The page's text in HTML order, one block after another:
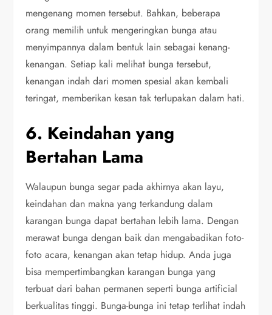
mengenang momen tersebut. Bahkan, beberapa
orang memilih untuk mengeringkan bunga atau
menyimpannya dalam bentuk lain sebagai kenang-
kenangan. Setiap kali melihat bunga tersebut,
kenangan indah dari momen spesial akan kembali
teringat, memberikan kesan tak terlupakan dalam hati.
6. Keindahan yang
Bertahan Lama
Walaupun bunga segar pada akhirnya akan layu,
keindahan dan makna yang terkandung dalam
karangan bunga dapat bertahan lebih lama. Dengan
merawat bunga dengan baik dan mengabadikan foto-
foto acara, kenangan akan tetap hidup. Anda juga
bisa mempertimbangkan karangan bunga yang
terbuat dari bahan permanen seperti bunga artificial
berkualitas tinggi. Bunga-bunga ini tetap terlihat indah